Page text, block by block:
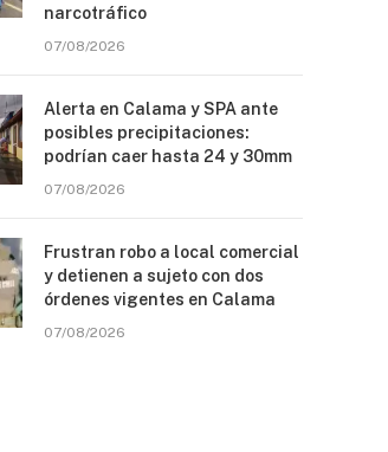
narcotráfico
07/08/2026
Alerta en Calama y SPA ante
posibles precipitaciones:
podrían caer hasta 24 y 30mm
07/08/2026
Frustran robo a local comercial
y detienen a sujeto con dos
órdenes vigentes en Calama
07/08/2026